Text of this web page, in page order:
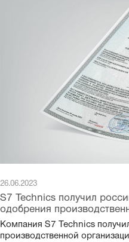
26.06.2023
S7 Technics получил
одобрения
Компания S7 Technics
производственной